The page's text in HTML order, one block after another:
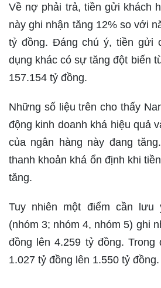
Về nợ phải trả, tiền gửi khách
này ghi nhận tăng 12% so với
tỷ đồng. Đáng chú ý, tiền gửi
dụng khác có sự tăng đột biến
157.154 tỷ đồng.
Những số liệu trên cho thấy
động kinh doanh khá hiệu quả
của ngân hàng này đang
thanh khoản khá ổn định khi
tăng.
Tuy nhiên một điểm cần
(nhóm 3; nhóm 4, nhóm 5) ghi
đồng lên 4.259 tỷ đồng.
1.027 tỷ đồng lên 1.550 tỷ đồng.